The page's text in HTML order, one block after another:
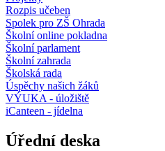
Rozpis učeben
Spolek pro ZŠ Ohrada
Školní online pokladna
Školní parlament
Školní zahrada
Školská rada
Úspěchy našich žáků
VÝUKA - úložiště
iCanteen - jídelna
Úřední deska